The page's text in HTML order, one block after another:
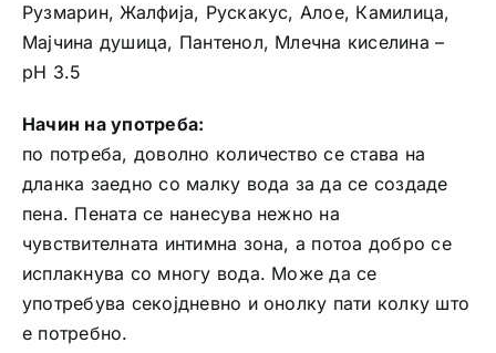
Рузмарин, Жалфија, Рускакус, Алое, Камилица,
Мајчина душица, Пантенол, Млечна киселина –
pH 3.5
Начин на употреба:
по потреба, доволно количество се става на
дланка заедно со малку вода за да се создаде
пена. Пената се нанесува нежно на
чувствителната интимна зона, а потоа добро се
исплакнува со многу вода. Може да се
употребува секојдневно и онолку пати колку што
е потребно.